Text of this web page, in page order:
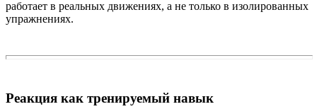
работает в реальных движениях, а не только в изолированных
упражнениях.
Реакция как тренируемый навык